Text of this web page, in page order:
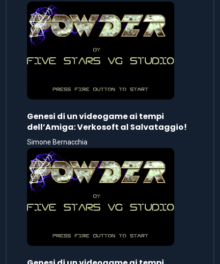
Genesi di un videogame ai tempi
dell’Amiga: Verkosoft al Salvataggio!
Simone Bernacchia